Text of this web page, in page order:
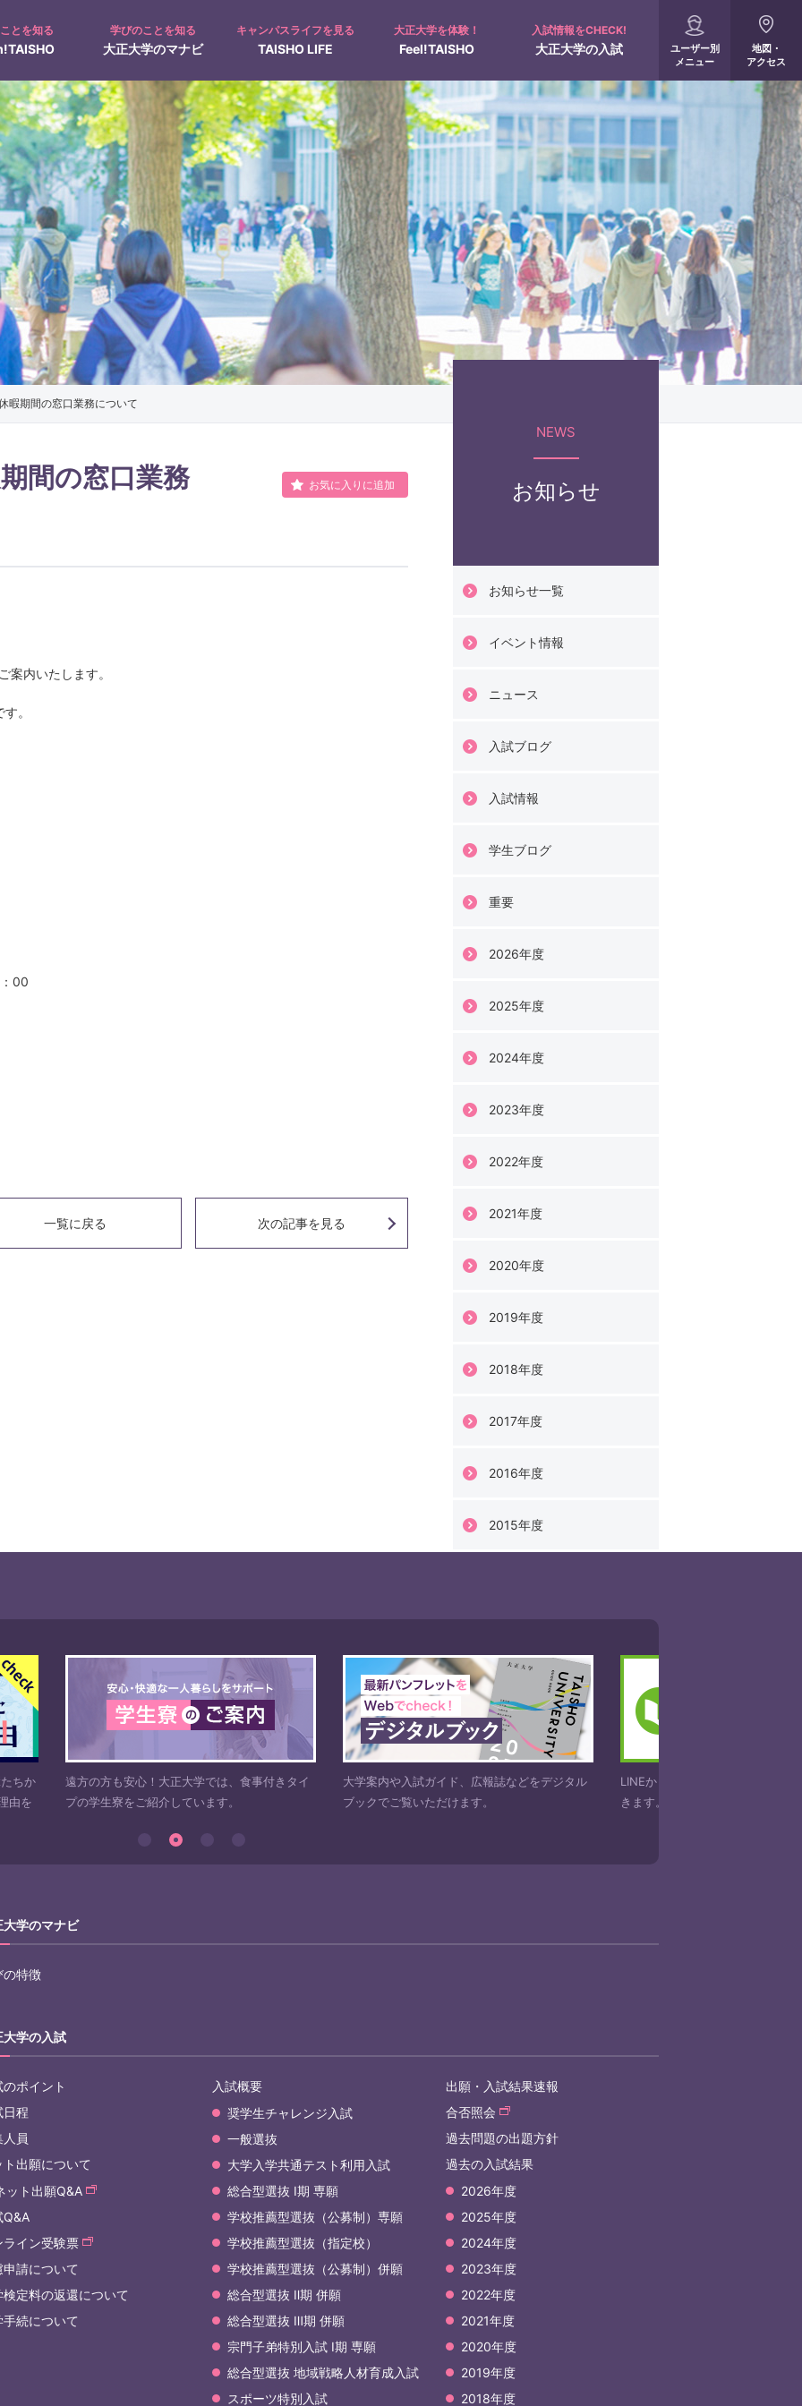
とを知る
在学生の1日 動画で見る！大正大学 360°パノラマビュー
学びのことを知る
大正大学のマナビ
仏教学科Navi 地域創生学部特設ページ
文学部
人文学科
国際文化コース
東洋史コース
人間学部
社会福祉学科
情報科学部
グリーンデジタル情報学科
キャンパスライフを見る
TAISHO LIFE
ンパスカレンダー クラブ・サークル活動 奨学金制度 サポート制度
大正大学を体験！
Feel!TAISHO
キャンパス見学 オープンキャンパス 全国進学相談会
入試情報をCHECK!
大正大学の入試
募集人員 入試概要
入試Q&A 配慮申請について
入学手続について オンライン受験票
過去問題の出題方針 出願・入試結果速報
ユーザー別
メニュー
地図・
アクセス
NEWS
お知らせ
お知らせ一覧
イベント情報
ニュース
入試ブログ
入試情報
学生ブログ
重要
2026年度
2025年度
2024年度
2023年度
2022年度
2021年度
2020年度
2019年度
2018年度
2017年度
2016年度
2015年度
期間の窓口業務について
お気に入りに追加
間の窓口業務
内いたします。
。
00
一覧に戻る 次の記事を見る
ちか
由を
遠方の方も安心！大正大学では、食事付きタイ
プの学生寮をご紹介しています。
大学案内や入試ガイド、広報誌などをデジタル
ブックでご覧いただけます。
LINEからも大正大学の資料を請求
きます。お気軽にお申し込みくだ
大学のマナビ
の特徴
大学の入試
のポイント
日程
員
ト出願について
ット出願Q&A
Q&A
ライン受験票
申請について
検定料の返還について
手続について
入試概要
奨学生チャレンジ入試
一般選抜
大学入学共通テスト利用入試
総合型選抜 Ⅰ期 専願
学校推薦型選抜（公募制）専願
学校推薦型選抜（指定校）
学校推薦型選抜（公募制）併願
総合型選抜 Ⅱ期 併願
総合型選抜 Ⅲ期 併願
宗門子弟特別入試 Ⅰ期 専願
総合型選抜 地域戦略人材育成入試
スポーツ特別入試
出願・入試結果速報
合否照会
過去問題の出題方針
過去の入試結果
2026年度
2025年度
2024年度
2023年度
2022年度
2021年度
2020年度
2019年度
2018年度